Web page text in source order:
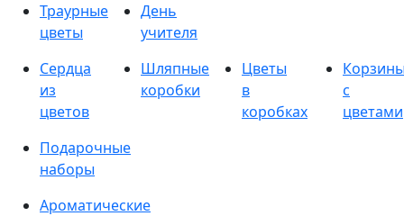
Траурные
цветы
День
учителя
Сердца
из
цветов
Шляпные
коробки
Цветы
в
коробках
с
цветами
Подарочные
наборы
Ароматические